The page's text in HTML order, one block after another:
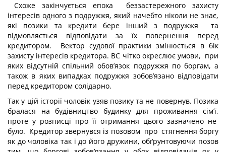
Схоже закінчується епоха беззастережного захисту
інтересів одного з подружжя, який начебто ніколи не знає,
які позики та кредити бере інший з подружжя та
відмовляється відповідати за їх повернення перед
кредитором. Вектор судової практики змінюється в бік
захисту інтересів кредитора. ВС чітко окреслює умови, при
яких відсутній спільний обов’язок подружжя по боргам, а
також в яких випадках подружжя зобов’язано відповідати
перед кредитором солідарно.
Так у цій історії чоловік узяв позику та не повернув. Позика
бралася на будівництво будинку для проживання сім’ї,
проте у розписці про її отримання цього зазначено не
було. Кредитор звернувся із позовом про стягнення боргу
як до чоловіка так і до його дружини, обґрунтовуючи позов